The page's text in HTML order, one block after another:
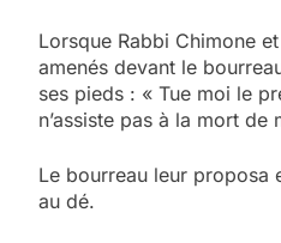
Lorsque Rabbi Chimone
amenés devant le
ses pieds : « Tue moi le
n’assiste pas à la mort de
Le bourreau leur proposa
au dé.